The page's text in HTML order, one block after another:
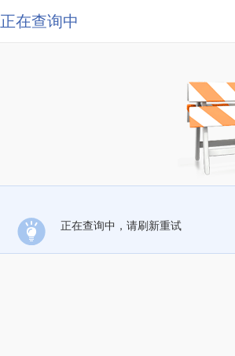
正在查询中
正在查询中，请刷新重试